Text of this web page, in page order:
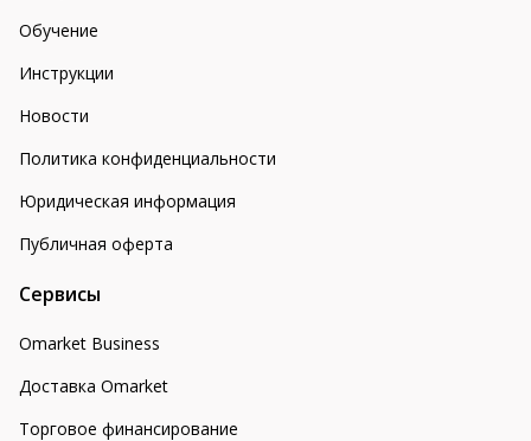
Обучение
Инструкции
Новости
Политика конфиденциальности
Юридическая информация
Публичная оферта
Сервисы
Omarket Business
Доставка Omarket
Торговое финансирование